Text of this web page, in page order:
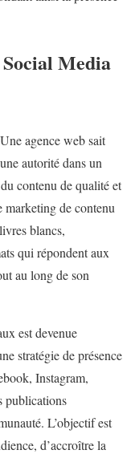
Media
agence web sait
autorité dans un
contenu de qualité et
marketing de contenu
blancs,
qui répondent aux
au long de son
est devenue
stratégie de présence
Instagram,
publications
L’objectif est
d’accroître la